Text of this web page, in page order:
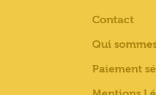
Contact
Qui
Paiement